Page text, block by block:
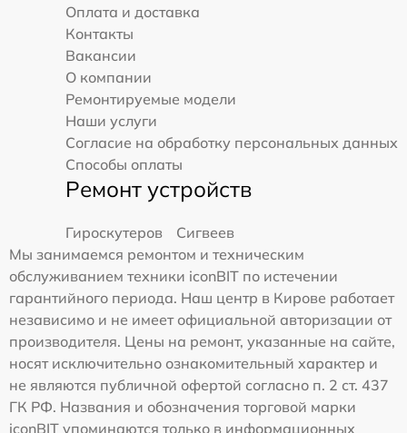
Оплата и доставка
Контакты
Вакансии
О компании
Ремонтируемые модели
Наши услуги
Согласие на обработку персональных данных
Способы оплаты
Ремонт устройств
Гироскутеров
Сигвеев
Мы занимаемся ремонтом и техническим
обслуживанием техники iconBIT по истечении
гарантийного периода. Наш центр в Кирове работает
независимо и не имеет официальной авторизации от
производителя. Цены на ремонт, указанные на сайте,
носят исключительно ознакомительный характер и
не являются публичной офертой согласно п. 2 ст. 437
ГК РФ. Названия и обозначения торговой марки
iconBIT упоминаются только в информационных